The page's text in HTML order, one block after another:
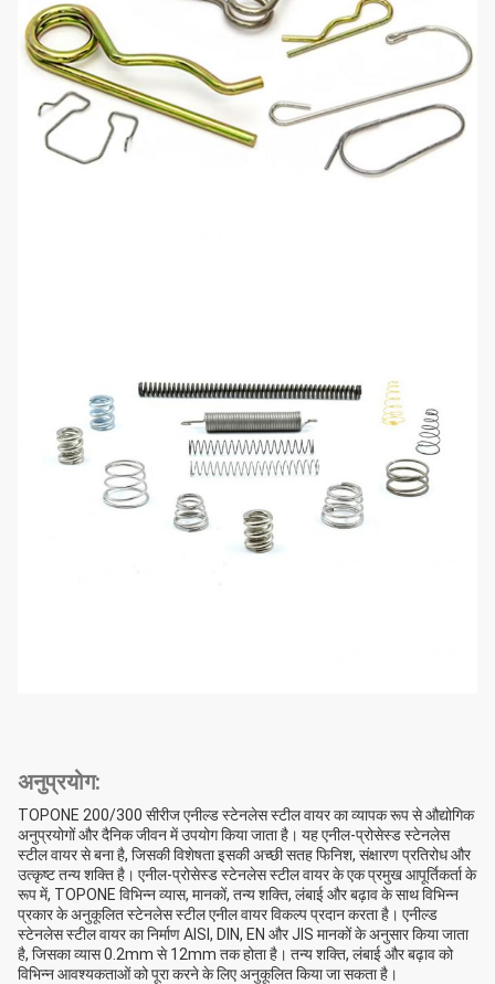
अनुप्रयोग:
TOPONE 200/300 सीरीज एनील्ड स्टेनलेस स्टील वायर का व्यापक रूप से औद्योगिक
अनुप्रयोगों और दैनिक जीवन में उपयोग किया जाता है। यह एनील-प्रोसेस्ड स्टेनलेस
स्टील वायर से बना है, जिसकी विशेषता इसकी अच्छी सतह फिनिश, संक्षारण प्रतिरोध और
उत्कृष्ट तन्य शक्ति है। एनील-प्रोसेस्ड स्टेनलेस स्टील वायर के एक प्रमुख आपूर्तिकर्ता के
रूप में, TOPONE विभिन्न व्यास, मानकों, तन्य शक्ति, लंबाई और बढ़ाव के साथ विभिन्न
प्रकार के अनुकूलित स्टेनलेस स्टील एनील वायर विकल्प प्रदान करता है। एनील्ड
स्टेनलेस स्टील वायर का निर्माण AISI, DIN, EN और JIS मानकों के अनुसार किया जाता
है, जिसका व्यास 0.2mm से 12mm तक होता है। तन्य शक्ति, लंबाई और बढ़ाव को
विभिन्न आवश्यकताओं को पूरा करने के लिए अनुकूलित किया जा सकता है।